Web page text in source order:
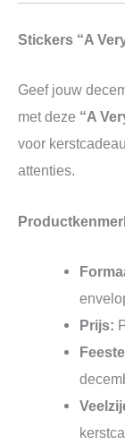
Stickers “A
Geef jouw
met deze “A
voor
attenties.
Prijs: